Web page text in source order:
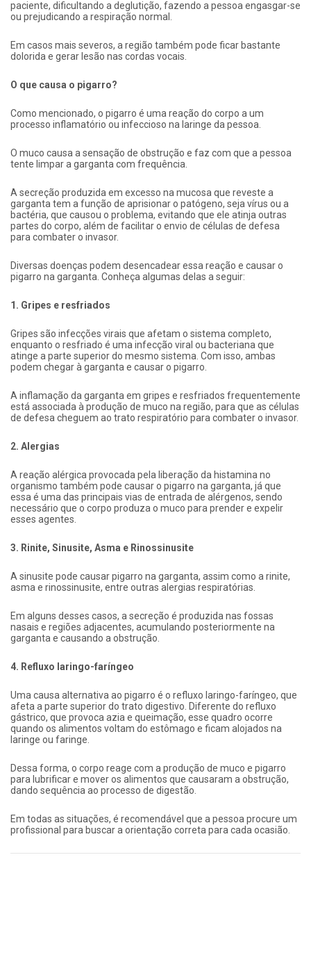
paciente, dificultando a deglutição, fazendo a pessoa engasgar-se
ou prejudicando a respiração normal.
Em casos mais severos, a região também pode ficar bastante
dolorida e gerar lesão nas cordas vocais.
O que causa o pigarro?
Como mencionado, o pigarro é uma reação do corpo a um
processo inflamatório ou infeccioso na laringe da pessoa.
O muco causa a sensação de obstrução e faz com que a pessoa
tente limpar a garganta com frequência.
A secreção produzida em excesso na mucosa que reveste a
garganta tem a função de aprisionar o patógeno, seja vírus ou a
bactéria, que causou o problema, evitando que ele atinja outras
partes do corpo, além de facilitar o envio de células de defesa
para combater o invasor.
Diversas doenças podem desencadear essa reação e causar o
pigarro na garganta. Conheça algumas delas a seguir:
1. Gripes e resfriados
Gripes são infecções virais que afetam o sistema completo,
enquanto o resfriado é uma infecção viral ou bacteriana que
atinge a parte superior do mesmo sistema. Com isso, ambas
podem chegar à garganta e causar o pigarro.
A inflamação da garganta em gripes e resfriados frequentemente
está associada à produção de muco na região, para que as células
de defesa cheguem ao trato respiratório para combater o invasor.
2. Alergias
A reação alérgica provocada pela liberação da histamina no
organismo também pode causar o pigarro na garganta, já que
essa é uma das principais vias de entrada de alérgenos, sendo
necessário que o corpo produza o muco para prender e expelir
esses agentes.
3. Rinite, Sinusite, Asma e Rinossinusite
A sinusite pode causar pigarro na garganta, assim como a rinite,
asma e rinossinusite, entre outras alergias respiratórias.
Em alguns desses casos, a secreção é produzida nas fossas
nasais e regiões adjacentes, acumulando posteriormente na
garganta e causando a obstrução.
4. Refluxo laringo-faríngeo
Uma causa alternativa ao pigarro é o refluxo laringo-faríngeo, que
afeta a parte superior do trato digestivo. Diferente do refluxo
gástrico, que provoca azia e queimação, esse quadro ocorre
quando os alimentos voltam do estômago e ficam alojados na
laringe ou faringe.
Dessa forma, o corpo reage com a produção de muco e pigarro
para lubrificar e mover os alimentos que causaram a obstrução,
dando sequência ao processo de digestão.
Em todas as situações, é recomendável que a pessoa procure um
profissional para buscar a orientação correta para cada ocasião.